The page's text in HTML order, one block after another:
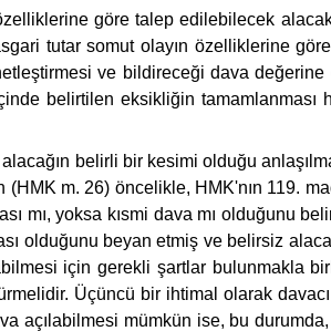
göre talep edilebilecek alacak
tutar somut olayın özelliklerine
ve bildireceği dava
belirtilen eksikliğin
belirli bir kesimi olduğu
m. 26) öncelikle, HMK'nın 119.
mı, yoksa kısmi dava mı olduğunu
olduğunu beyan etmiş ve belirsiz
için gerekli şartlar bulunmakla
Üçüncü bir ihtimal olarak
açılabilmesi mümkün ise, bu